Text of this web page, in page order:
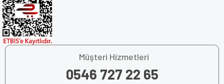
Müşteri Hizmetleri
0546 727 22 65